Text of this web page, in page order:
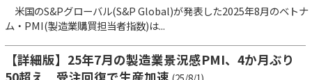
米国のS&Pグローバル(S&P Global)が発表した2025年8月のベトナ
ム・PMI(製造業購買担当者指数)は...
【詳細版】25年7月の製造業景況感PMI、4か月ぶり